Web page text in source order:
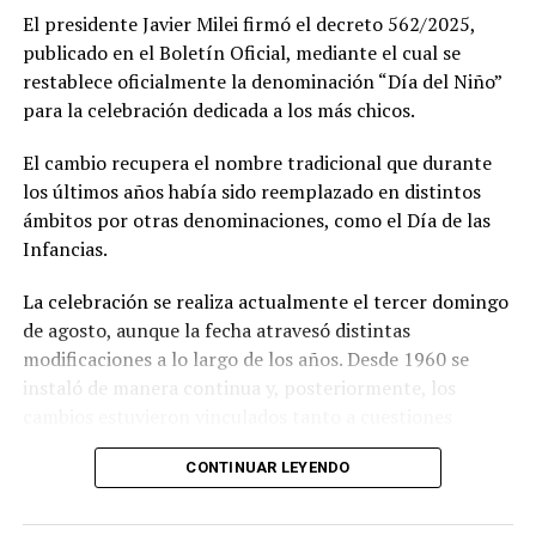
estadio Monumental de River.
La Fuerza Aérea había señalado en un flyer que difundió
a través de su cuenta oficial de Instagram: “Si te gustan
del celular y todas las ganas de escuchar…Rugir los
motores”.
En tanto, varias aeronaves sobrevolaron cielos porteños
hubo un desfile terrestre que protagonizaron los
hombres y mujeres que integran la institución.
Carlos Alberto Presti, y de la misma participó el jefe de
la Fuerza, brigadier general Gustavo Javier Valverde.
El presidente Javier Milei firmó el decreto 562/2025,
publicado en el Boletín Oficial, mediante el cual se
restablece oficialmente la denominación “Día del Niño”
para la celebración dedicada a los más chicos.
El cambio recupera el nombre tradicional que durante
los últimos años había sido reemplazado en distintos
ámbitos por otras denominaciones, como el Día de las
Infancias.
La celebración se realiza actualmente el tercer domingo
de agosto, aunque la fecha atravesó distintas
modificaciones a lo largo de los años. Desde 1960 se
instaló de manera continua y, posteriormente, los
sociales como a pedidos del sector comercial,
particularmente de la Cámara del Juguete, que buscaba
CONTINUAR LEYENDO